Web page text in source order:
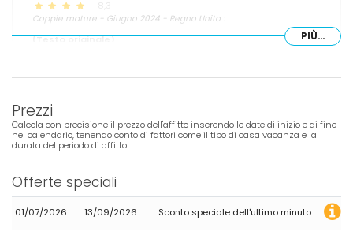
Coppie mature - Giugno 2024 - Regno Unito :
(Testo originale)
(Tradotto da Google)
vacanza lì
Coppie mature - Maggio 2022 - Spagna :
(Testo originale)
El apartamento tiene un tamaño perfecto para dos o cuatro
PIÙ...
Prezzi
Calcola con precisione il prezzo dell'affitto inserendo le date di inizio e di fine
nel calendario, tenendo conto di fattori come il tipo di casa vacanza e la
durata del periodo di affitto.
Offerte speciali
01/07/2026 13/09/2026 Sconto speciale dell'ultimo minuto